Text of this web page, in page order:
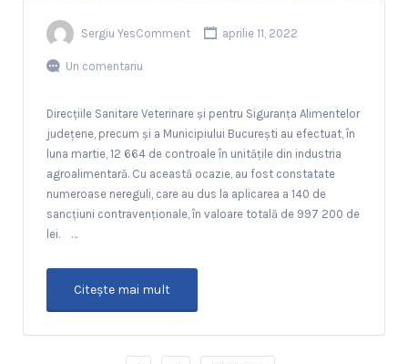
Sergiu YesComment aprilie 11, 2022
Un comentariu
Direcţiile Sanitare Veterinare şi pentru Siguranţa Alimentelor
judeţene, precum şi a Municipiului Bucureşti au efectuat, în
luna martie, 12 664 de controale în unităţile din industria
agroalimentară. Cu această ocazie, au fost constatate
numeroase nereguli, care au dus la aplicarea a 140 de
sancțiuni contravenționale, în valoare totală de 997 200 de
lei. …
Citeşte mai mult